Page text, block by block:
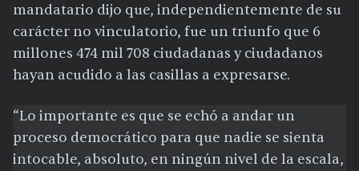
mandatario dijo que, independientemente de su
carácter no vinculatorio, fue un triunfo que 6
millones 474 mil 708 ciudadanas y ciudadanos
hayan acudido a las casillas a expresarse.
“Lo importante es que se echó a andar un
proceso democrático para que nadie se sienta
intocable, absoluto, en ningún nivel de la escala,